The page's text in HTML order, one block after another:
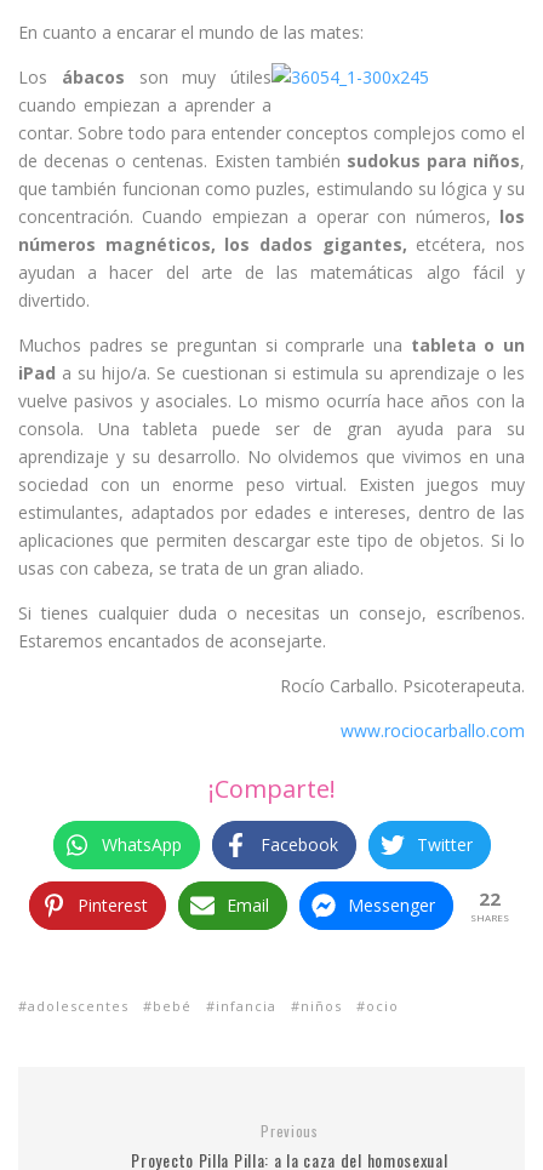
En cuanto a encarar el mundo de las mates:
Los ábacos son muy útiles
cuando empiezan a aprender a
contar. Sobre todo para entender conceptos complejos como el
de decenas o centenas. Existen también sudokus para niños,
que también funcionan como puzles, estimulando su lógica y su
concentración. Cuando empiezan a operar con números, los
números magnéticos, los dados gigantes, etcétera, nos
ayudan a hacer del arte de las matemáticas algo fácil y
divertido.
Muchos padres se preguntan si comprarle una tableta o un
iPad a su hijo/a. Se cuestionan si estimula su aprendizaje o les
vuelve pasivos y asociales. Lo mismo ocurría hace años con la
consola. Una tableta puede ser de gran ayuda para su
aprendizaje y su desarrollo. No olvidemos que vivimos en una
sociedad con un enorme peso virtual. Existen juegos muy
estimulantes, adaptados por edades e intereses, dentro de las
aplicaciones que permiten descargar este tipo de objetos. Si lo
usas con cabeza, se trata de un gran aliado.
Si tienes cualquier duda o necesitas un consejo, escríbenos.
Estaremos encantados de aconsejarte.
Rocío Carballo. Psicoterapeuta.
www.rociocarballo.com
¡Comparte!
WhatsApp Facebook Twitter
Pinterest Email Messenger 22
SHARES
adolescentes bebé infancia niños ocio
Previous
Proyecto Pilla Pilla: a la caza del homosexual